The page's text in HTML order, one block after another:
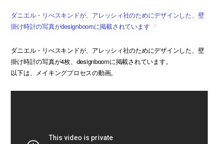
ダニエル・リべスキンドが、アレッシィ社のためにデザインした、壁
掛け時計の写真がdesignboomに掲載されています
ダニエル・リべスキンドが、アレッシィ社のためにデザインした、壁
掛け時計の写真が4枚、designboomに掲載されています。
以下は、メイキングプロセスの動画。